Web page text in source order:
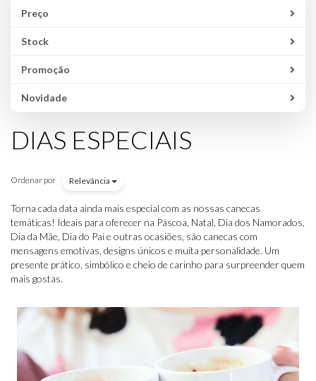
Preço
Stock
Promoção
Novidade
DIAS ESPECIAIS
Ordenar por Relevância
Torna cada data ainda mais especial com as nossas canecas
temáticas! Ideais para oferecer na Páscoa, Natal, Dia dos Namorados,
Dia da Mãe, Dia do Pai e outras ocasiões, são canecas com
mensagens emotivas, designs únicos e muita personalidade. Um
presente prático, simbólico e cheio de carinho para surpreender quem
mais gostas.